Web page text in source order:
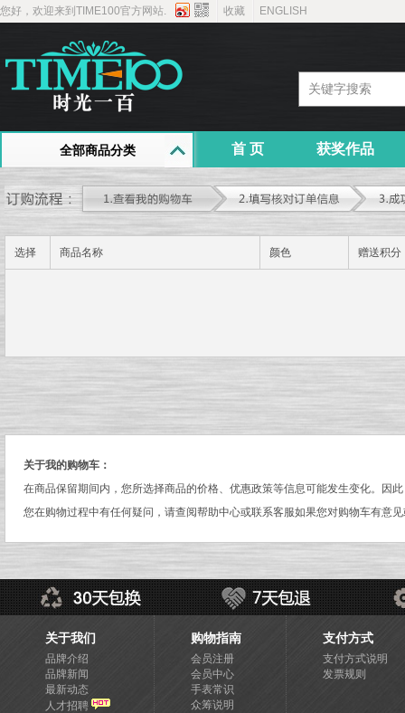
您好，欢迎来到TIME100官方网站. 收藏 ENGLISH
全部商品分类 首 页 获奖作品
选择 商品名称 颜色 赠送积分
关于我的购物车：
在商品保留期间内，您所选择商品的价格、优惠政策等信息可能发生变化。因
您在购物过程中有任何疑问，请查阅帮助中心或联系客服如果您对购物车有意
关于我们
品牌介绍
品牌新闻
最新动态
人才招聘
购物指南
会员注册
会员中心
手表常识
众筹说明
支付方式
支付方式说明
发票规则